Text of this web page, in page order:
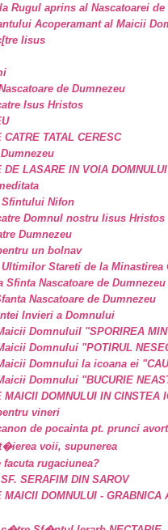
Rugul aprins al Nascatoarei de
Acoperamant al Maicii
Iisus
de Dumnezeu
Isus Hristos
CATRE TATAL CERESC
DE LASARE IN VOIA DOMNULUI
Sfintului Nifon
Domnul nostru Iisus Hristos
Dumnezeu
un bolnav
Stareti de la Minastirea
Sfinta Nascatoare de Dumnezeu
Nascatoare de Dumnezeu
Invieri a Domnului
DomnuluiI "SPORIREA
Domnului "POTIRUL
Domnului la icoana ei
Domnului "BUCURIE
MAICII DOMNULUI IN
vineri
de pocainta pt. prunci
voii, supunerea
facuta rugaciunea?
SERAFIM DIN SAROV
MAICII DOMNULUI - GRABNICA